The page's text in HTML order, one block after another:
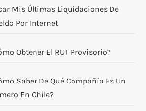
Mis Últimas Liquidaciones De
Por Internet
Obtener El RUT Provisorio?
Saber De Qué Compañía Es Un
En Chile?